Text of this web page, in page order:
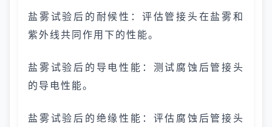
盐雾试验后的耐候性：评估管接头在盐雾和
紫外线共同作用下的性能。
盐雾试验后的导电性能：测试腐蚀后管接头
的导电性能。
盐雾试验后的绝缘性能：评估腐蚀后管接头